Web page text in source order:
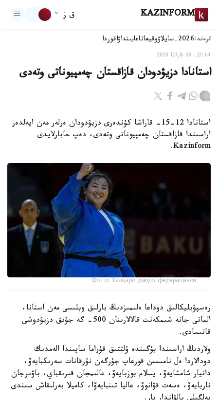
KAZINFORM ق ز
ترەند:2026-سايلاۋ وقيعاتاعايىنداۋاقوردا
22:14, 08 قاراشا 2023
استانادا دزيۋدودان قازاقستان چەمپيوناتى وتەدى
استانادا 12-15- قاراشا كۇندەرى دزيۋدودان ەرلەر مەن ايەلدەر
اراسىندا قازاقستان چەمپيوناتى وتەدى، دەپ حابارلايدى
Kazinform.
Фото: Халқаро дзюдо федерацияси
رەسپۋبليكالىق دوداعا ەلىمىزدىڭ بارلىق وبلىسى مەن استانا،
الماتى جانە شىمكەنت قالالارىنان 500- گە جۋىق دزيۋدوشى
قاتىسادى.
ولاردىڭ اراسىندا بۇگىندە ۇلتتىق قۇراما ساپىندا الەمدىك
دودالاردا ەل نامىسىن قورعاپ جۇرگەن نۇرقانات سەرىكبايەۆ،
دانيار شامشايەۆ، يسلام بوزبايەۆ، عالىمجان قىرىقباي، باۋىرجان
ناربايەۆ، ەسەت قۋانوۆ، عاليا تىنبايەۆا، كاميلا بەرلىقاش سىندى